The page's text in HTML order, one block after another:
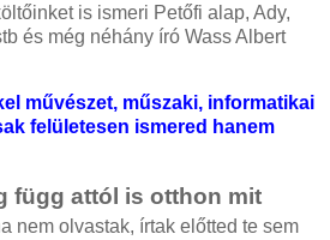
is ismeri Petőfi alap, Ady,
és még néhány író Wass Albert
művészet, műszaki, informatikai
felületesen ismered hanem
függ attól is otthon mit
nem olvastak, írtak előtted te sem